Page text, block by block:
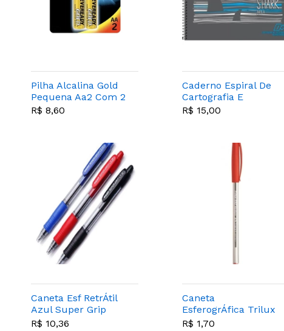
Pilha Alcalina Gold
Pequena Aa2 Com 2
Unidades -
R$ 8,60
Caderno Espiral De
Cartografia E
Desenho
R$ 15,00
Caneta Esf RetrÁtil
Azul Super Grip
Ponta MÉdia 1.0mm
R$ 10,36
Caneta
EsferogrÁfica Trilux
Vermelha 1.0mm -
R$ 1,70